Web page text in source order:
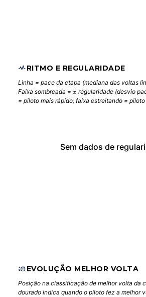
RITMO E REGULARIDADE
Linha = pace da etapa (mediana das voltas
Faixa sombreada = ± regularidade (desvio
= piloto mais rápido; faixa estreitando =
Sem dados de
EVOLUÇÃO MELHOR VOLTA
Posição na classificação de melhor volta da
dourado indica quando o piloto fez a melhor